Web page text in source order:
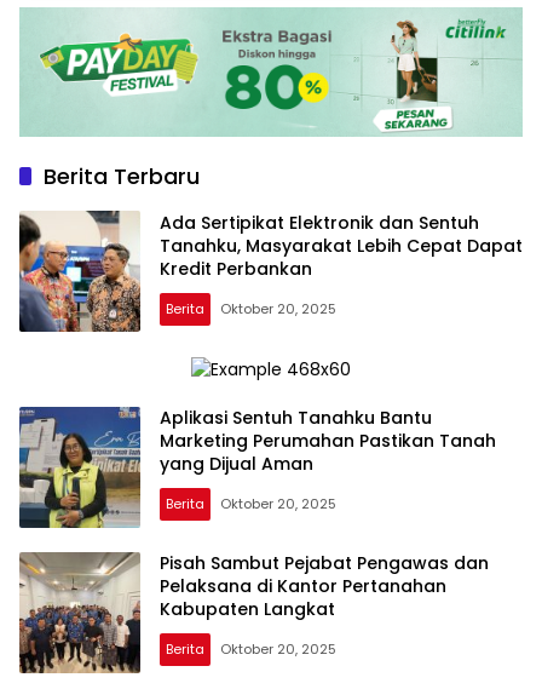
Berita Terbaru
Ada Sertipikat Elektronik dan Sentuh
Tanahku, Masyarakat Lebih Cepat Dapat
Kredit Perbankan
Berita Oktober 20, 2025
Aplikasi Sentuh Tanahku Bantu
Marketing Perumahan Pastikan Tanah
yang Dijual Aman
Berita Oktober 20, 2025
Pisah Sambut Pejabat Pengawas dan
Pelaksana di Kantor Pertanahan
Kabupaten Langkat
Berita Oktober 20, 2025
Metro